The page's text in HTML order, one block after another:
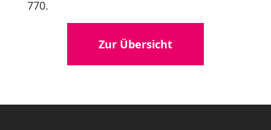
770.
Zur Übersicht